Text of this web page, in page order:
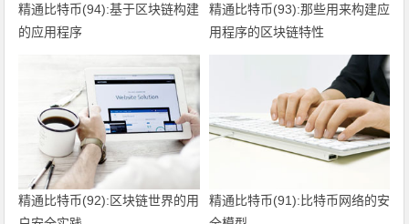
精通比特币(94):基于区块链构建
的应用程序
精通比特币(93):那些用来构建应
用程序的区块链特性
精通比特币(92):区块链世界的用
精通比特币(91):比特币网络的安